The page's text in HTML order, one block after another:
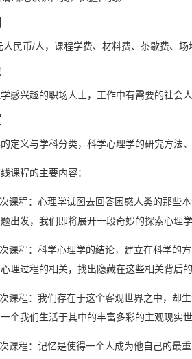
人民币/人，课程学费、材料费、茶歇费、场
感兴趣的职场人士，工作中有需要的社会
定义与学科分类，科学心理学的研究方法
课程的主要内容：
课程：心理学试图去回答困惑人类的那些
出发，我们即将展开一段奇妙的探索心理学
课程：科学心理学的结论，建立在科学的
理过程的相关，找出隐藏在这些相关背后的
课程：我们存在于这个客观世界之中，却
个我们生活于其中的丰富多彩的主观现实世
课程：记忆是使得一个人成为他自己的最